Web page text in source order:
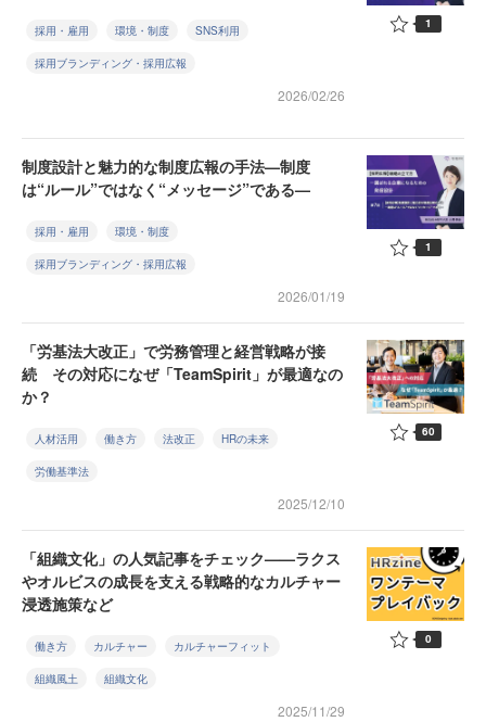
採用・雇用 環境・制度 SNS利用
採用ブランディング・採用広報
2026/02/26
1
制度設計と魅力的な制度広報の手法—制度
は“ルール”ではなく“メッセージ”である—
採用・雇用 環境・制度
採用ブランディング・採用広報
2026/01/19
1
「労基法大改正」で労務管理と経営戦略が接
続 その対応になぜ「TeamSpirit」が最適なの
か？
人材活用 働き方 法改正 HRの未来
労働基準法
2025/12/10
60
「組織文化」の人気記事をチェック——ラクス
やオルビスの成長を支える戦略的なカルチャー
浸透施策など
働き方 カルチャー カルチャーフィット
組織風土 組織文化
2025/11/29
0